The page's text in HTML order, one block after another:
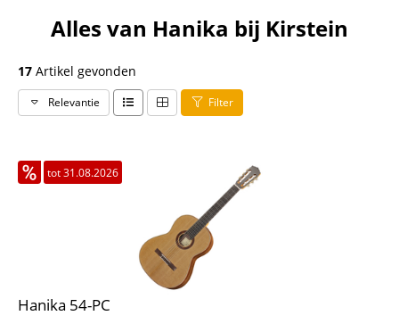
Alles van Hanika bij Kirstein
17 Artikel gevonden
Relevantie Filter
tot 31.08.2026
Hanika 54-PC